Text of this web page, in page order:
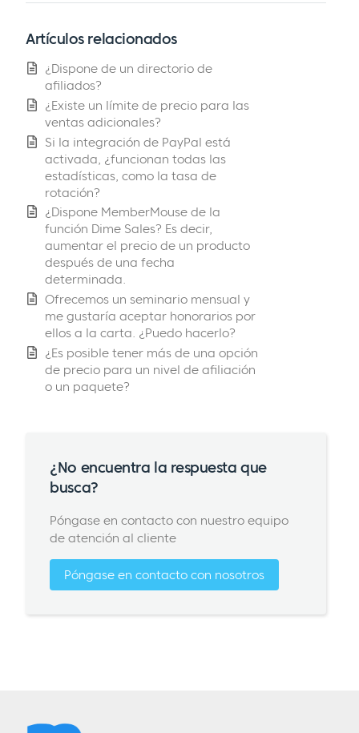
Artículos relacionados
¿Dispone de un directorio de
afiliados?
¿Existe un límite de precio para las
ventas adicionales?
Si la integración de PayPal está
activada, ¿funcionan todas las
estadísticas, como la tasa de
rotación?
¿Dispone MemberMouse de la
función Dime Sales? Es decir,
aumentar el precio de un producto
después de una fecha
determinada.
Ofrecemos un seminario mensual y
me gustaría aceptar honorarios por
ellos a la carta. ¿Puedo hacerlo?
¿Es posible tener más de una opción
de precio para un nivel de afiliación
o un paquete?
¿No encuentra la respuesta que
busca?
Póngase en contacto con nuestro equipo
de atención al cliente
Póngase en contacto con nosotros